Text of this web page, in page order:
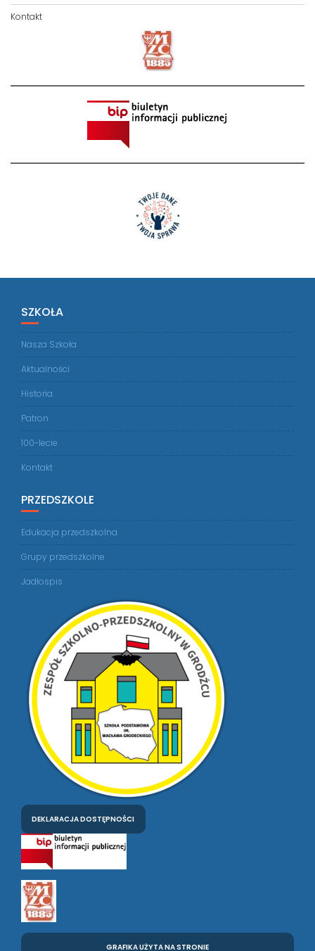
Kontakt
SZKOŁA
Nasza Szkoła
Aktualności
Historia
Patron
100-lecie
Kontakt
PRZEDSZKOLE
Edukacja przedszkolna
Grupy przedszkolne
Jadłospis
DEKLARACJA DOSTĘPNOŚCI
GRAFIKA UŻYTA NA STRONIE